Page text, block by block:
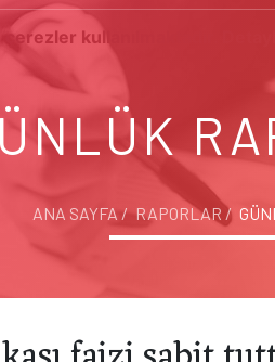
kullanılmaktadır.
ANA SAYFA RAPORLAR